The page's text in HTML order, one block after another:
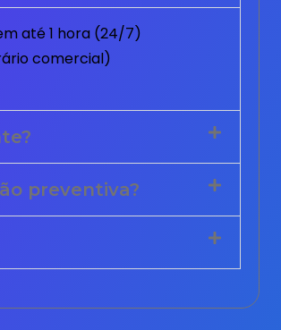
até 1 hora (24/7)
comercial)
preventiva?